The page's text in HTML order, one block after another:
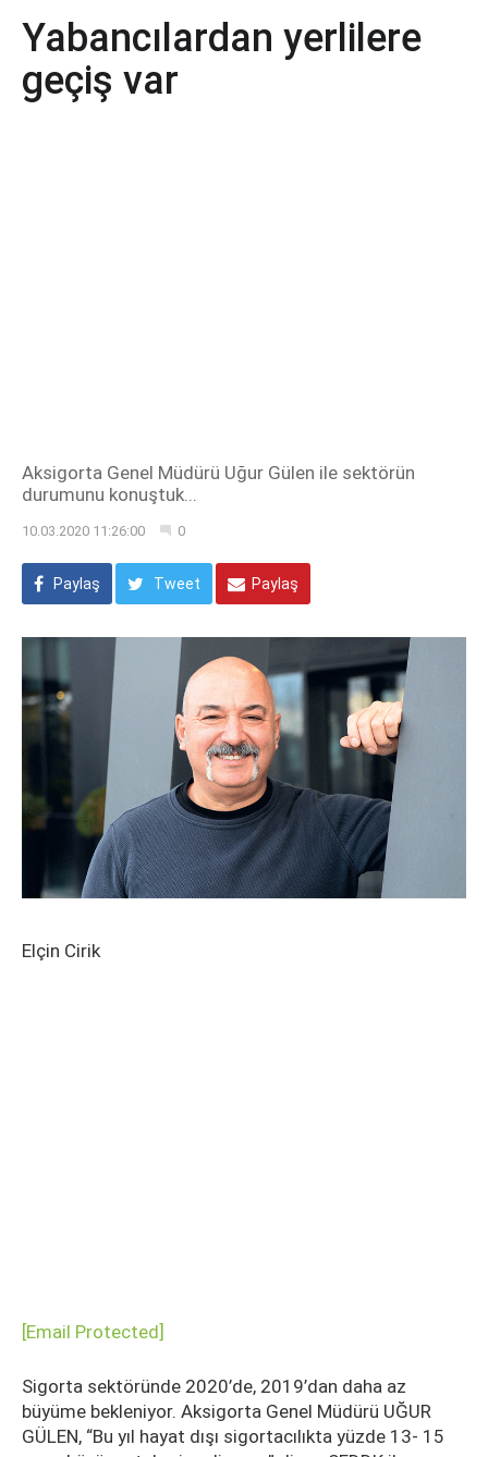
Yabancılardan yerlilere
geçiş var
Aksigorta Genel Müdürü Uğur Gülen ile sektörün
durumunu konuştuk...
10.03.2020 11:26:00 0
Paylaş Tweet Paylaş
Elçin Cirik
[email Protected]
Sigorta sektöründe 2020’de, 2019’dan daha az
büyüme bekleniyor. Aksigorta Genel Müdürü UĞUR
GÜLEN, “Bu yıl hayat dışı sigortacılıkta yüzde 13- 15